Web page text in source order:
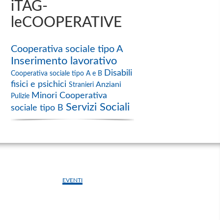
iTAG-
leCOOPERATIVE
Cooperativa sociale tipo A
Inserimento lavorativo
Cooperativa sociale tipo A e B Disabili
fisici e psichici Stranieri Anziani
Pulizie Minori Cooperativa
sociale tipo B Servizi Sociali
EVENTI